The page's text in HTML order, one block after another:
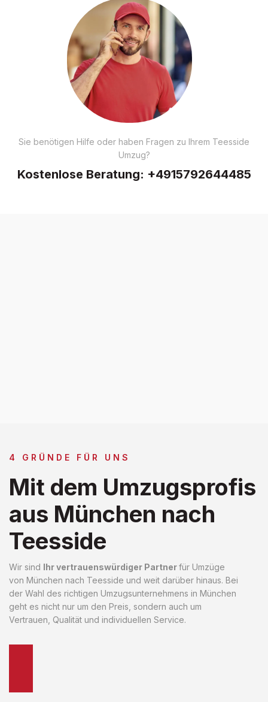
Sie benötigen Hilfe oder haben Fragen zu Ihrem Teesside
Umzug?
Kostenlose Beratung: +4915792644485
4 GRÜNDE FÜR UNS
Mit dem Umzugsprofis
aus München nach
Teesside
Wir sind Ihr vertrauenswürdiger Partnerfür Umzüge
von München nach Teesside und weit darüber hinaus. Bei
der Wahl des richtigen Umzugsunternehmens in München
geht es nicht nur um den Preis, sondern auch um
Vertrauen, Qualität und individuellen Service.